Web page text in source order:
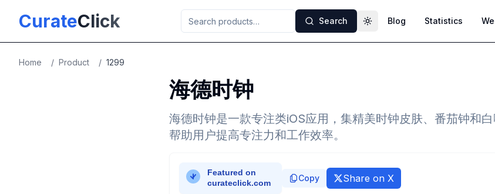
CurateClick Search Toggle theme
Blog Statistics
Home / Product / 1299
海德时钟
海德时钟是一款专注类iOS应用，集精美时钟皮肤、番茄钟和
帮助用户提高专注力和工作效率。
Copy Share on X